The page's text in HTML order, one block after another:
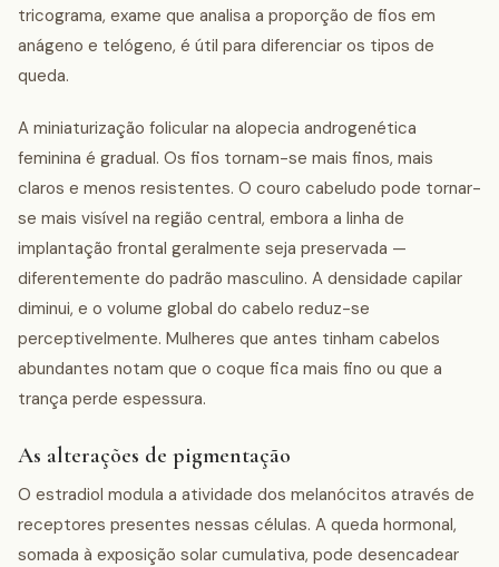
tricograma, exame que analisa a proporção de fios em
anágeno e telógeno, é útil para diferenciar os tipos de
queda.
A miniaturização folicular na alopecia androgenética
feminina é gradual. Os fios tornam-se mais finos, mais
claros e menos resistentes. O couro cabeludo pode tornar-
se mais visível na região central, embora a linha de
implantação frontal geralmente seja preservada —
diferentemente do padrão masculino. A densidade capilar
diminui, e o volume global do cabelo reduz-se
perceptivelmente. Mulheres que antes tinham cabelos
abundantes notam que o coque fica mais fino ou que a
trança perde espessura.
As alterações de pigmentação
O estradiol modula a atividade dos melanócitos através de
receptores presentes nessas células. A queda hormonal,
somada à exposição solar cumulativa, pode desencadear